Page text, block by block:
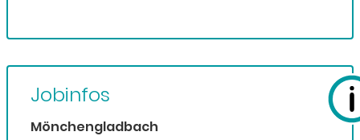
Jobinfos
Mönchengladbach